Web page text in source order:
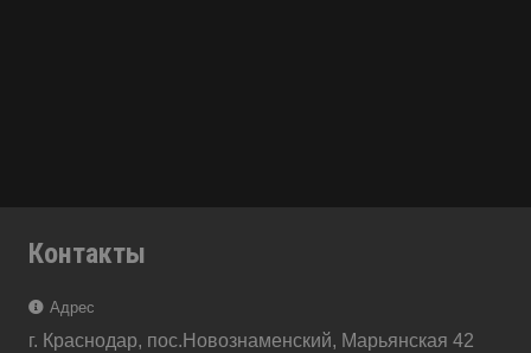
Контакты
Адрес
г. Краснодар, пос.Новознаменский, Марьянская 42